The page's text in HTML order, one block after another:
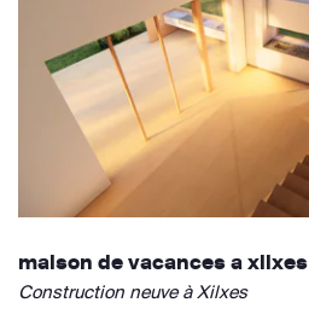
maison de vacances a xilxes
Construction neuve à Xilxes